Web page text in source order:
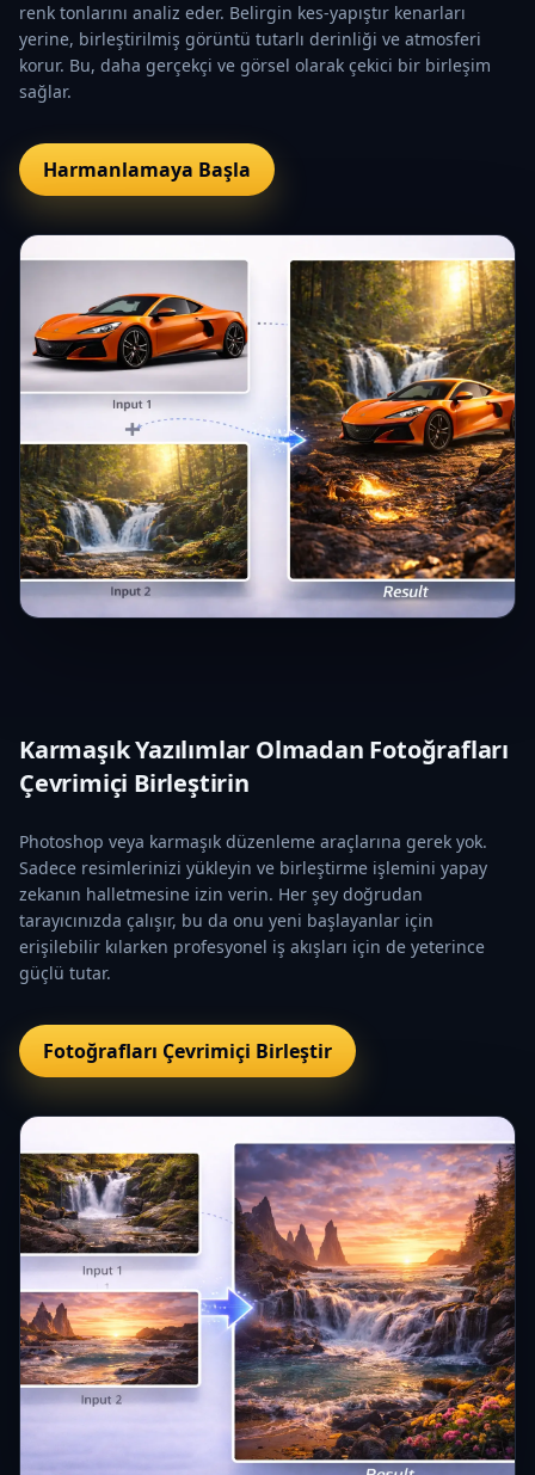
renk tonlarını analiz eder. Belirgin kes-yapıştır kenarları
yerine, birleştirilmiş görüntü tutarlı derinliği ve atmosferi
korur. Bu, daha gerçekçi ve görsel olarak çekici bir birleşim
sağlar.
Harmanlamaya Başla
Karmaşık Yazılımlar Olmadan Fotoğrafları
Çevrimiçi Birleştirin
Photoshop veya karmaşık düzenleme araçlarına gerek yok.
Sadece resimlerinizi yükleyin ve birleştirme işlemini yapay
zekanın halletmesine izin verin. Her şey doğrudan
tarayıcınızda çalışır, bu da onu yeni başlayanlar için
erişilebilir kılarken profesyonel iş akışları için de yeterince
güçlü tutar.
Fotoğrafları Çevrimiçi Birleştir